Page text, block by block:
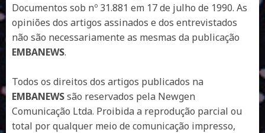
Documentos sob nº 31.881 em 17 de julho de 1990. As
opiniões dos artigos assinados e dos entrevistados
não são necessariamente as mesmas da publicação
EMBANEWS.
Todos os direitos dos artigos publicados na
EMBANEWSsão reservados pela Newgen
Comunicação Ltda. Proibida a reprodução parcial ou
total por qualquer meio de comunicação impresso,